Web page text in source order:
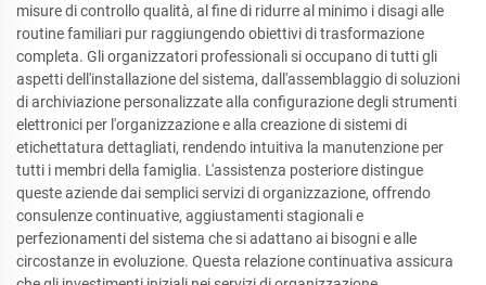
misure di controllo qualità, al fine di ridurre al minimo i disagi alle
routine familiari pur raggiungendo obiettivi di trasformazione
completa. Gli organizzatori professionali si occupano di tutti gli
aspetti dell'installazione del sistema, dall'assemblaggio di soluzioni
di archiviazione personalizzate alla configurazione degli strumenti
elettronici per l'organizzazione e alla creazione di sistemi di
etichettatura dettagliati, rendendo intuitiva la manutenzione per
tutti i membri della famiglia. L'assistenza posteriore distingue
queste aziende dai semplici servizi di organizzazione, offrendo
consulenze continuative, aggiustamenti stagionali e
perfezionamenti del sistema che si adattano ai bisogni e alle
circostanze in evoluzione. Questa relazione continuativa assicura